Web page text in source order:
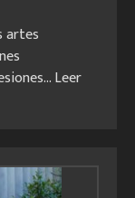
artes
Leer